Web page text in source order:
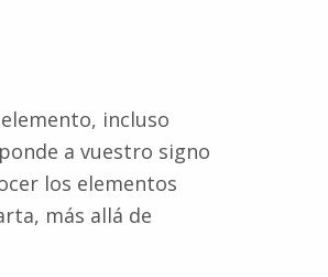
incluso
a vuestro signo
los elementos
más allá de